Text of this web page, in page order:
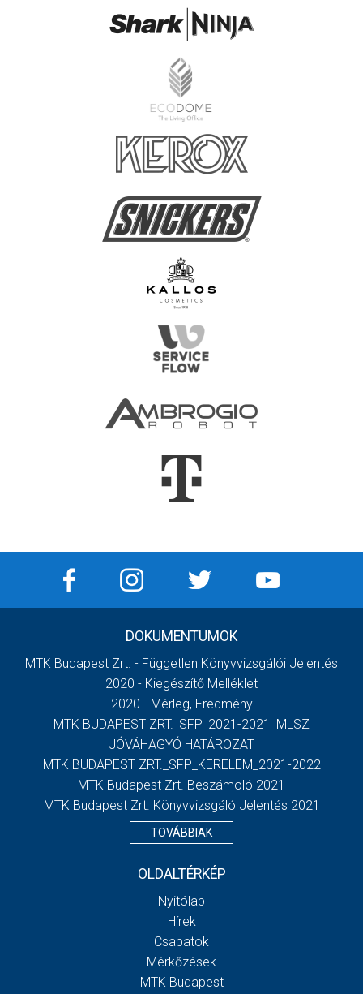
DOKUMENTUMOK
MTK Budapest Zrt. - Független Könyvvizsgálói Jelentés
2020 - Kiegészítő Melléklet
2020 - Mérleg, Eredmény
MTK BUDAPEST ZRT._SFP_2021-2021_MLSZ
JÓVÁHAGYÓ HATÁROZAT
MTK BUDAPEST ZRT._SFP_KERELEM_2021-2022
MTK Budapest Zrt. Beszámoló 2021
MTK Budapest Zrt. Könyvvizsgáló Jelentés 2021
TOVÁBBIAK
OLDALTÉRKÉP
Nyitólap
Hírek
Csapatok
Mérkőzések
MTK Budapest